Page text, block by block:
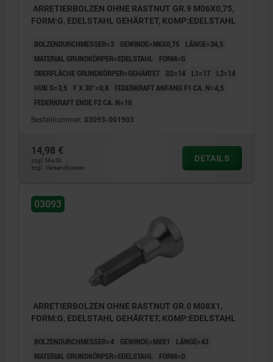
Form G: ohne Kontermutter
Form H: mit Kontermutter
1) Arretierbolzen mit Einschraubscheibe
ARRETIERBOLZEN OHNE RASTNUT GR.9 M06X0,75,
FORM:G, EDELSTAHL GEHÄRTET, KOMP:EDELSTAHL
BOLZENDURCHMESSER=3 GEWINDE=M6X0,75
LÄNGE=34,5
MATERIAL GRUNDKÖRPER=EDELSTAHL
FORM=G
OBERFLÄCHE GRUNDKÖRPER=GEHÄRTET
D2=14 L1=17
L2=14
HUB S=3,5
F X 30°=0,8
FEDERKRAFT ANFANG F1 CA. N=4,5
FEDERKRAFT ENDE F2 CA. N=10
Bestellnummer: 03093-001903
14,98 €
zzgl. MwSt.
zzgl. Versandkosten
DETAILS
03093
ARRETIERBOLZEN OHNE RASTNUT GR.0 M08X1,
FORM:G, EDELSTAHL GEHÄRTET, KOMP:EDELSTAHL
BOLZENDURCHMESSER=4 GEWINDE=M8X1
LÄNGE=43
MATERIAL GRUNDKÖRPER=EDELSTAHL
FORM=G